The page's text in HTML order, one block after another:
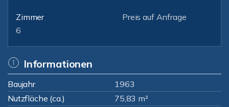
Zimmer
6
Preis auf Anfrage
Informationen
Baujahr
1963
Nutzfläche (ca.)
75,83 m²